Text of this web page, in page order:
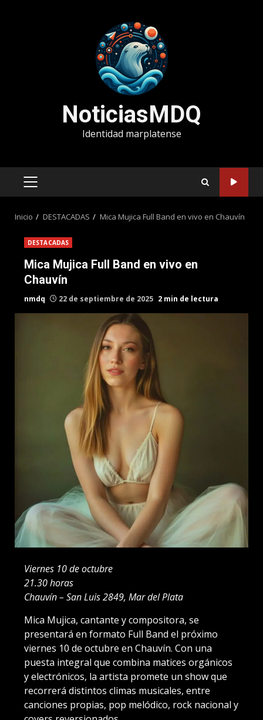
NoticiasMDQ
Identidad marplatense
MENÚ
Inicio DESTACADAS Mica Mujica Full Band en vivo en Chauvín
DESTACADAS
Mica Mujica Full Band en vivo en
Chauvín
nmdq 22 de septiembre de 2025 2 min de lectura
Viernes 10 de octubre
21.30 horas
Chauvín – San Luis 2849, Mar del Plata
Mica Mujica, cantante y compositora, se
presentará en formato Full Band el próximo
viernes 10 de octubre en Chauvín. Con una
puesta integral que combina matices orgánicos
y electrónicos, la artista promete un show que
recorrerá distintos climas musicales, entre
canciones propias, pop melódico, rock nacional y